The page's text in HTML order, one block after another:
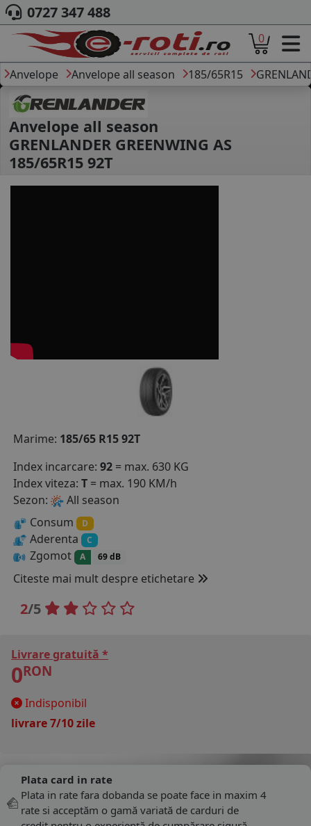
ACASA
DESPRE NOI
ANVELOPE
AUTO
CAMION
MOTO
CAUTARE DUPA
DIMENSIUNI
0727 347 488
0
Anvelope Anvelope all season 185/65R15
Anvelope all season
GRENLANDER GREENWING AS
185/65R15 92T
Marime: 185/65 R15 92T
Index incarcare: 92 = max. 630 KG
Index viteza: T = max. 190 KM/h
Sezon:
All season
Consum
D
Aderenta C
Zgomot A 69 dB
Citeste mai mult despre etichetare
2/5
Livrare gratuită *
0RON
Indisponibil
livrare 7/10 zile
Plata card in rate
Plata in rate fara dobanda se poate face in maxim 4
rate si acceptăm o gamă variată de carduri de